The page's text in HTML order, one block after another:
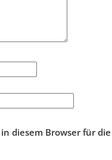
diesem Browser für die